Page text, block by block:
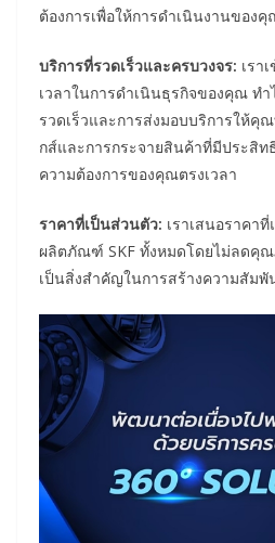
ต้องการเพื่อให้การดำเนินงานของ
บริการที่รวดเร็วและครบวงจร: เรา
เวลาในการดำเนินธุรกิจของคุณ ทำ
รวดเร็วและการส่งมอบบริการให้คุ
กส์และการกระจายสินค้าที่มีประสิท
ความต้องการของคุณตรงเวลา
ราคาที่เป็นส่วนตัว: เราเสนอราคา
ผลิตภัณฑ์ SKF ทั้งหมดโดยไม่ลดคุณ
เป็นสิ่งสำคัญในการสร้างความสัมพั